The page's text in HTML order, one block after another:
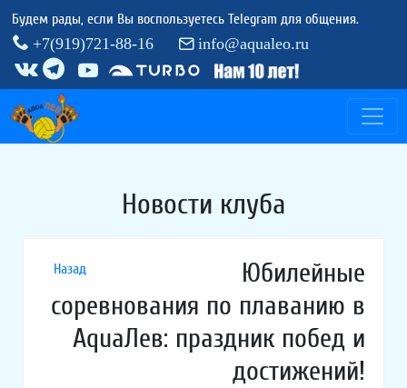
Будем рады, если Вы воспользуетесь Telegram для общения.
+7(919)721-88-16
info@aqualeo.ru
Новости клуба
Назад
Юбилейные
соревнования по плаванию в
AquaЛев: праздник побед и
достижений!